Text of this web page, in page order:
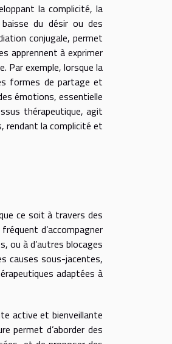
la complicité, la
du désir ou des
conjugale, permet
apprennent à exprimer
Par exemple, lorsque la
formes de partage et
émotions, essentielle
thérapeutique, agit
rendant la complicité et
ce soit à travers des
d’accompagner
ou à d’autres blocages
causes sous-jacentes,
adaptées à
active et bienveillante
permet d’aborder des